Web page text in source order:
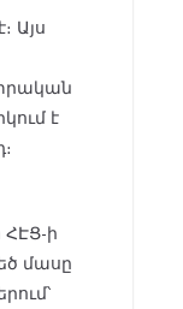
Այս
է
ՀԷՑ-ի
մասը